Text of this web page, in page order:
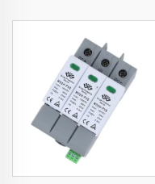
Zamanlayıcı TM-